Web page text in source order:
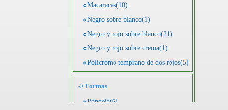
Macaracas(10)
Negro sobre blanco(1)
Negro y rojo sobre blanco(21)
Negro y rojo sobre crema(1)
Polícromo temprano de dos rojos(5)
-> Formas
Bandeja(6)